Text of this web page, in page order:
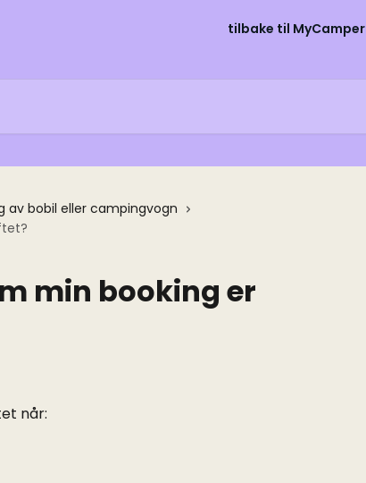
tilbake til MyCamper
av bobil eller campingvogn
min booking er
når: